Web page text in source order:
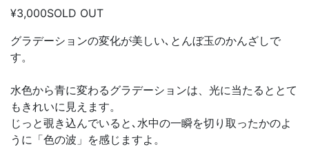
¥3,000SOLD OUT
グラデーションの変化が美しい､とんぼ玉のかんざしで
す。
水色から青に変わるグラデーションは、光に当たるととて
もきれいに見えます。
じっと覗き込んでいると､水中の一瞬を切り取ったかのよ
うに「色の波」を感じますよ。